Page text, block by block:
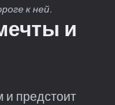
к ней.
и
и предстоит